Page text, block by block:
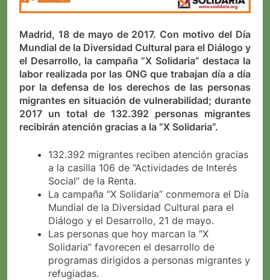
Madrid, 18 de mayo de 2017. Con motivo del Día
Mundial de la Diversidad Cultural para el Diálogo y
el Desarrollo, la campaña “X Solidaria” destaca la
labor realizada por las ONG que trabajan día a día
por la defensa de los derechos de las personas
migrantes en situación de vulnerabilidad; durante
2017 un total de 132.392 personas migrantes
recibirán atención gracias a la “X Solidaria”.
132.392 migrantes reciben atención gracias
a la casilla 106 de “Actividades de Interés
Social” de la Renta.
La campaña “X Solidaria” conmemora el Día
Mundial de la Diversidad Cultural para el
Diálogo y el Desarrollo, 21 de mayo.
Las personas que hoy marcan la “X
Solidaria” favorecen el desarrollo de
programas dirigidos a personas migrantes y
refugiadas.